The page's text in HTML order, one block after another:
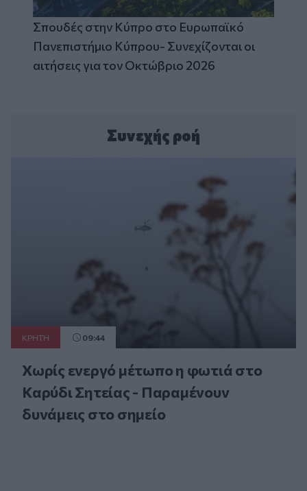
Σπουδές στην Κύπρο στο Ευρωπαϊκό
Πανεπιστήμιο Κύπρου- Συνεχίζονται οι
αιτήσεις για τον Οκτώβριο 2026
Συνεχής ροή
ΚΡΗΤΗ 09:44
Χωρίς ενεργό μέτωπο η φωτιά στο
Καρύδι Σητείας - Παραμένουν
δυνάμεις στο σημείο